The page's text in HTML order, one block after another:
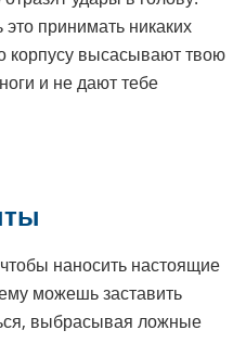
это принимать никаких
корпусу высасывают твою
и не дают тебе
наносить настоящие
можешь заставить
выбрасывая ложные